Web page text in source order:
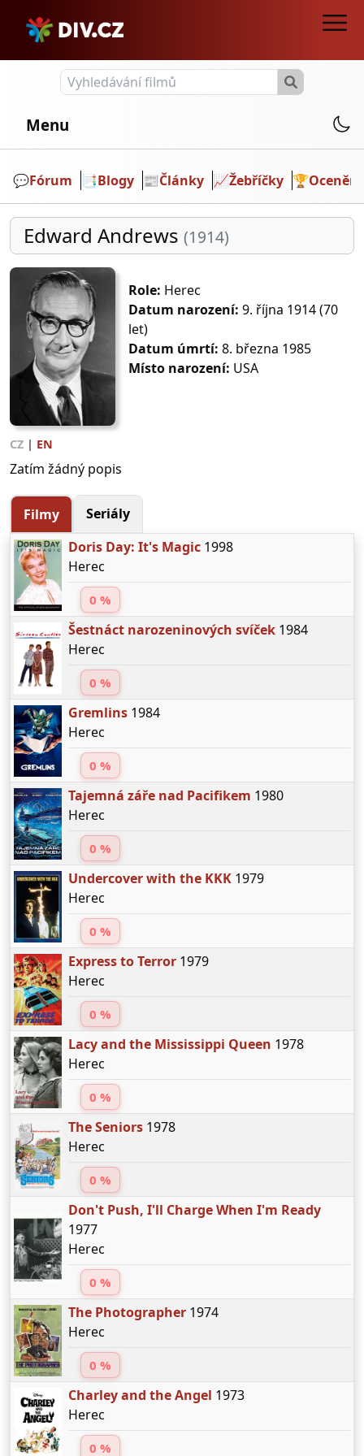
Menu
💬️Fórum 📑Blogy 📰Články 📈Žebříčky 🏆Ocenění
Edward Andrews (1914)
Role: Herec
Datum narození: 9. října 1914 (70
let)
Datum úmrtí: 8. března 1985
Místo narození: USA
CZ | EN
Zatím žádný popis
Filmy
Seriály
Doris Day: It's Magic1998
Herec
0 %
Šestnáct narozeninových svíček1984
Herec
0 %
Gremlins1984
Herec
0 %
Tajemná záře nad Pacifikem 1980
Herec
0 %
Undercover with the KKK1979
Herec
0 %
Express to Terror1979
Herec
0 %
Lacy and the Mississippi Queen 1978
Herec
0 %
The Seniors1978
Herec
0 %
Don't Push, I'll Charge When I'm Ready
1977
Herec
0 %
The Photographer1974
Herec
0 %
Charley and the Angel 1973
Herec
0 %